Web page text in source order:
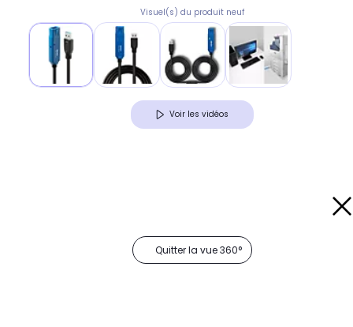
Visuel(s) du produit neuf
Voir les vidéos
Quitter la vue 360°